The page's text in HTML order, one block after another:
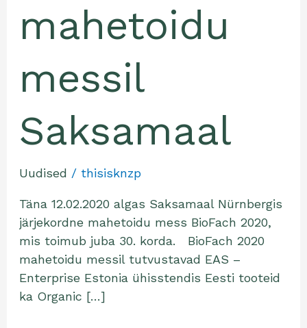
mahetoidu
messil
Saksamaal
Uudised / thisisknzp
Täna 12.02.2020 algas Saksamaal Nürnbergis
järjekordne mahetoidu mess BioFach 2020,
mis toimub juba 30. korda. BioFach 2020
mahetoidu messil tutvustavad EAS –
Enterprise Estonia ühisstendis Eesti tooteid
ka Organic […]